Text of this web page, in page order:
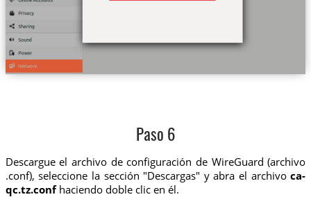
Paso 6
Descargue el archivo de configuración de WireGuard (archivo
.conf), seleccione la sección "Descargas" y abra el archivoca-
qc.tz.confhaciendo doble clic en él.